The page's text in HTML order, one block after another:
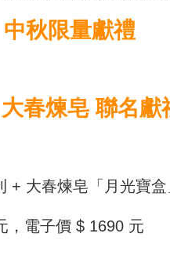
秋限量獻禮
大春煉皂 聯名獻
+ 大春煉皂「月光寶盒
，電子價 $ 1690 元